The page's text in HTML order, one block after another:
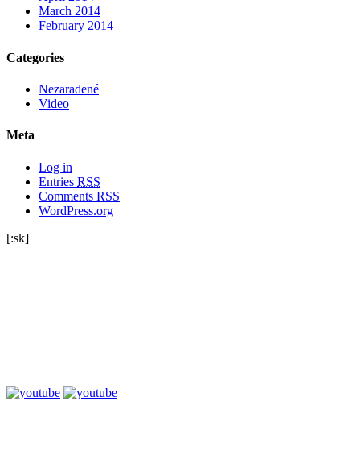
March 2014
February 2014
Categories
Nezaradené
Video
Meta
Log in
Entries RSS
Comments RSS
WordPress.org
[:sk]